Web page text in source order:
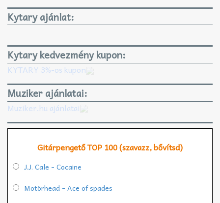
Kytary ajánlat:
Kytary kedvezmény kupon:
KYTARY 3%-os kupon
Muziker ajánlatai:
Muziker.hu ajánlatai
Gitárpengető TOP 100 (szavazz, bővítsd)
J.J. Cale - Cocaine
Motörhead - Ace of spades